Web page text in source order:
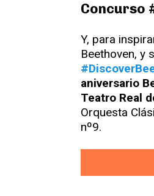
Concurso
Y, para
Beethoven, y
aniversario
Teatro Real
Orquesta
nº9.